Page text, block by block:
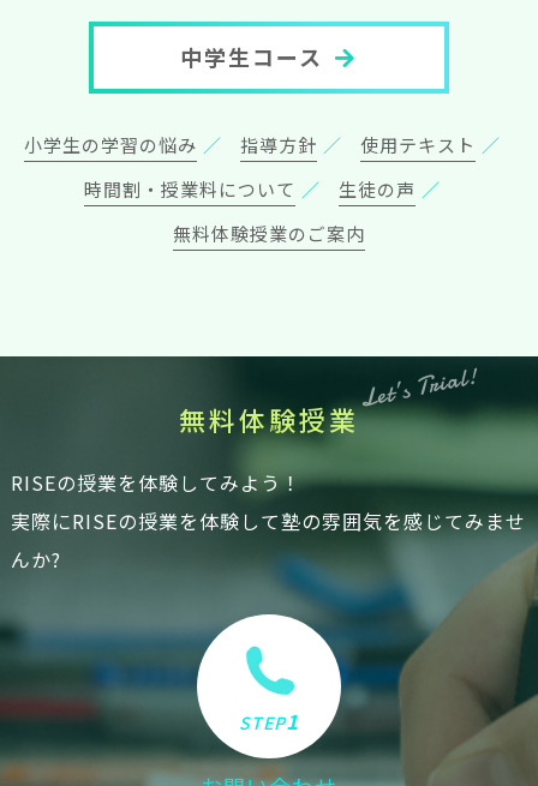
中学生コース
小学生の学習の悩み 指導方針
使用テキスト
時間割・授業料について
生徒の声
無料体験授業のご案内
無料体験授業
Let’s Trial!
RISEの授業を体験してみよう！
実際にRISEの授業を体験して塾の雰囲気を感じてみませ
んか?
STEP1